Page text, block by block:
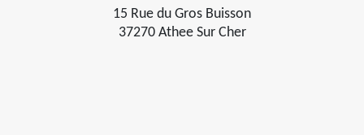
15 Rue du Gros Buisson
37270 Athee Sur Cher